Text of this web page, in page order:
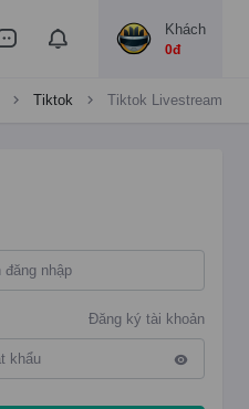
Khách
0đ
Tiktok Tiktok Livestream
Đăng ký tài khoản